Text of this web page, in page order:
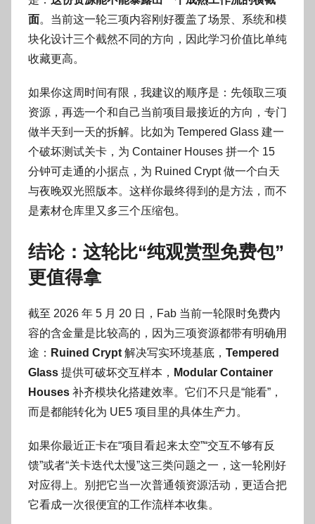
面。当前这一轮三项内容刚好覆盖了场景、系统和模
块化设计三个截然不同的方向，因此学习价值比单纯
收藏更高。
如果你这周时间有限，我建议的顺序是：先领取三项
资源，再选一个和自己当前项目最接近的方向，专门
做半天到一天的拆解。比如为 Tempered Glass 建一
个破坏测试关卡，为 Container Houses 拼一个 15
分钟可走通的小据点，为 Ruined Crypt 做一个白天
与夜晚双光照版本。这样你最终得到的是方法，而不
是素材仓库里又多三个压缩包。
结论：这轮比“纯观赏型免费包”
更值得拿
截至 2026 年 5 月 20 日，Fab 当前一轮限时免费内
容的含金量是比较高的，因为三项资源都带有明确用
途： Ruined Crypt 解决写实环境基底， Tempered
Glass 提供可破坏交互样本， Modular Container
Houses 补齐模块化搭建效率。它们不只是“能看”，
而是都能转化为 UE5 项目里的具体生产力。
如果你最近正卡在“项目看起来太空”“交互不够有反
馈”或者“关卡迭代太慢”这三类问题之一，这一轮刚好
对应得上。别把它当一次普通领资源活动，更适合把
它看成一次很便宜的工作流样本收集。